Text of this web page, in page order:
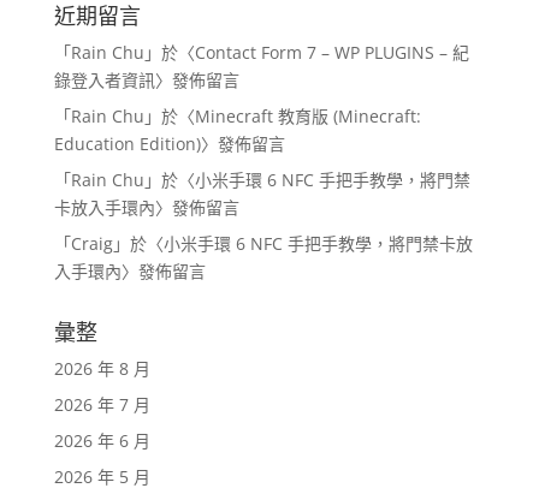
近期留言
「Rain Chu 」於〈Contact Form 7 – WP PLUGINS – 紀
錄登入者資訊〉發佈留言
「Rain Chu 」於〈Minecraft 教育版 (Minecraft:
Education Edition)〉發佈留言
「Rain Chu 」於〈小米手環 6 NFC 手把手教學，將門禁
卡放入手環內〉發佈留言
「Craig」於〈小米手環 6 NFC 手把手教學，將門禁卡放
入手環內〉發佈留言
彙整
2026 年 8 月
2026 年 7 月
2026 年 6 月
2026 年 5 月